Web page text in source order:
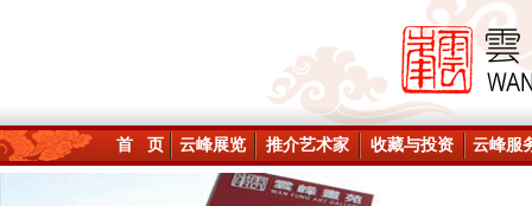
首 页 云峰展览 推介艺术家 收藏与投资 云峰服